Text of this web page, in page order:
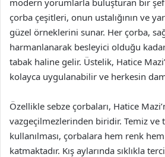
modern yorumlarla buluşturan bir
çorba çeşitleri, onun ustalığının ve
güzel örneklerini sunar. Her çorba,
harmanlanarak besleyici olduğu
tabak haline gelir. Üstelik, Hatice
kolayca uygulanabilir ve herkesin
Özellikle sebze çorbaları, Hatice
vazgeçilmezlerinden biridir. Temiz ve
kullanılması, çorbalara hem renk
katmaktadır. Kış aylarında sıklıkla